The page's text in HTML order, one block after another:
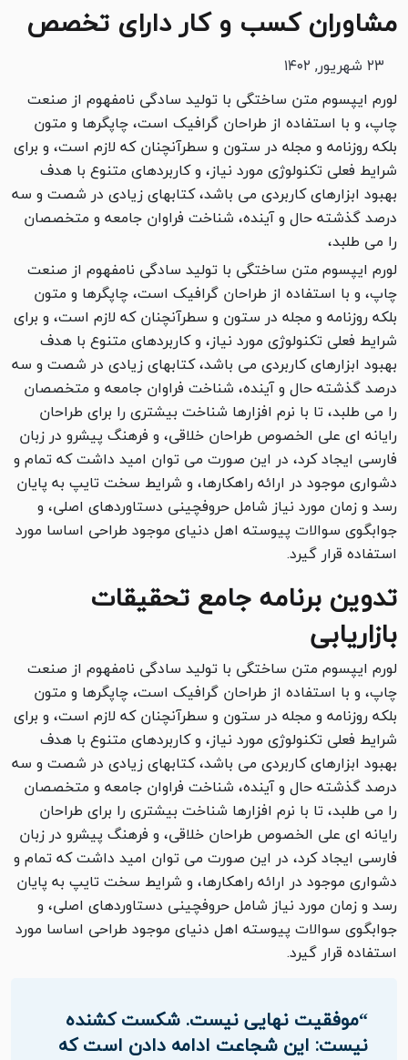
مشاوران کسب و کار دارای تخصص
۲۳ شهریور, ۱۴۰۲
لورم ایپسوم متن ساختگی با تولید سادگی نامفهوم از صنعت
چاپ، و با استفاده از طراحان گرافیک است، چاپگرها و متون
بلکه روزنامه و مجله در ستون و سطرآنچنان که لازم است، و برای
شرایط فعلی تکنولوژی مورد نیاز، و کاربردهای متنوع با هدف
بهبود ابزارهای کاربردی می باشد، کتابهای زیادی در شصت و سه
درصد گذشته حال و آینده، شناخت فراوان جامعه و متخصصان
را می طلبد،
لورم ایپسوم متن ساختگی با تولید سادگی نامفهوم از صنعت
چاپ، و با استفاده از طراحان گرافیک است، چاپگرها و متون
بلکه روزنامه و مجله در ستون و سطرآنچنان که لازم است، و برای
شرایط فعلی تکنولوژی مورد نیاز، و کاربردهای متنوع با هدف
بهبود ابزارهای کاربردی می باشد، کتابهای زیادی در شصت و سه
درصد گذشته حال و آینده، شناخت فراوان جامعه و متخصصان
را می طلبد، تا با نرم افزارها شناخت بیشتری را برای طراحان
رایانه ای علی الخصوص طراحان خلاقی، و فرهنگ پیشرو در زبان
فارسی ایجاد کرد، در این صورت می توان امید داشت که تمام و
دشواری موجود در ارائه راهکارها، و شرایط سخت تایپ به پایان
رسد و زمان مورد نیاز شامل حروفچینی دستاوردهای اصلی، و
جوابگوی سوالات پیوسته اهل دنیای موجود طراحی اساسا مورد
استفاده قرار گیرد.
تدوین برنامه جامع تحقیقات
بازاریابی
لورم ایپسوم متن ساختگی با تولید سادگی نامفهوم از صنعت
چاپ، و با استفاده از طراحان گرافیک است، چاپگرها و متون
بلکه روزنامه و مجله در ستون و سطرآنچنان که لازم است، و برای
شرایط فعلی تکنولوژی مورد نیاز، و کاربردهای متنوع با هدف
بهبود ابزارهای کاربردی می باشد، کتابهای زیادی در شصت و سه
درصد گذشته حال و آینده، شناخت فراوان جامعه و متخصصان
را می طلبد، تا با نرم افزارها شناخت بیشتری را برای طراحان
رایانه ای علی الخصوص طراحان خلاقی، و فرهنگ پیشرو در زبان
فارسی ایجاد کرد، در این صورت می توان امید داشت که تمام و
دشواری موجود در ارائه راهکارها، و شرایط سخت تایپ به پایان
رسد و زمان مورد نیاز شامل حروفچینی دستاوردهای اصلی، و
جوابگوی سوالات پیوسته اهل دنیای موجود طراحی اساسا مورد
استفاده قرار گیرد.
“موفقیت نهایی نیست. شکست کشنده
نیست: این شجاعت ادامه دادن است که